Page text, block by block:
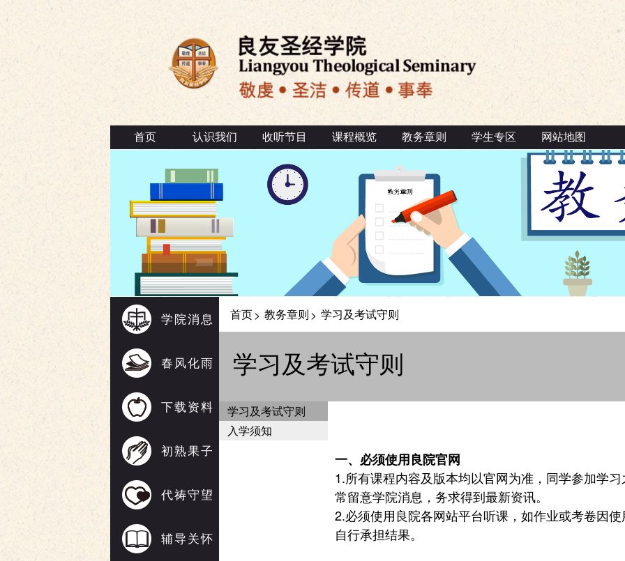
首页 认识我们 收听节目 课程概览 教务章则 学生专区 网站地图
学院消息
春风化雨
下载资料
初熟果子
代祷守望
辅导关怀
首页> 教务章则> 学习及考试守则
学习及考试守则
学习及考试守则
入学须知
一、必须使用良院官网
1.所有课程内容及版本均以官网为准，同学参加学
常留意学院消息，务求得到最新资讯。
2.必须使用良院各网站平台听课，如作业或考卷因
自行承担结果。